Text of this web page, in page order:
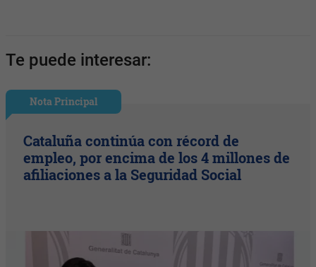
Te puede interesar:
Nota Principal
Cataluña continúa con récord de
empleo, por encima de los 4 millones de
afiliaciones a la Seguridad Social